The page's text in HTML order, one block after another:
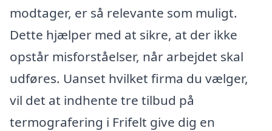
modtager, er så relevante som muligt.
Dette hjælper med at sikre, at der ikke
opstår misforståelser, når arbejdet skal
udføres. Uanset hvilket firma du vælger,
vil det at indhente tre tilbud på
termografering i Frifelt give dig en